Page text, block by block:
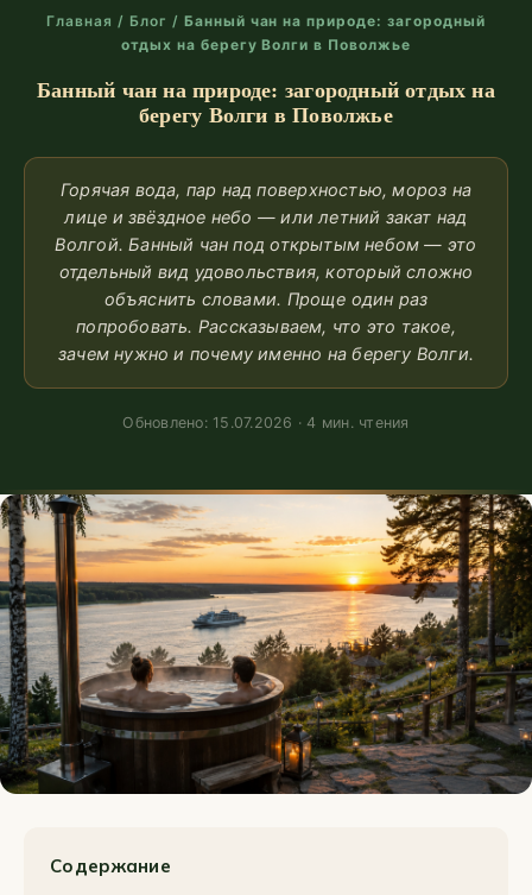
Главная / Блог / Банный чан на природе: загородный
отдых на берегу Волги в Поволжье
Банный чан на природе: загородный отдых на
берегу Волги в Поволжье
Горячая вода, пар над поверхностью, мороз на
лице и звёздное небо — или летний закат над
Волгой. Банный чан под открытым небом — это
отдельный вид удовольствия, который сложно
объяснить словами. Проще один раз
попробовать. Рассказываем, что это такое,
зачем нужно и почему именно на берегу Волги.
Обновлено: 15.07.2026 · 4 мин. чтения
Содержание